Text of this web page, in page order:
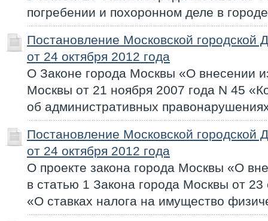
погребении и похоронном деле в
Постановление Московской
от 24 октября 2012 года
О Законе города Москвы «О внесении
Москвы от 21 ноября 2007 года N 45
об административных
Постановление Московской
от 24 октября 2012 года
О проекте закона города Москвы «О
в статью 1 Закона города Москвы от 23
«О ставках налога на имущество